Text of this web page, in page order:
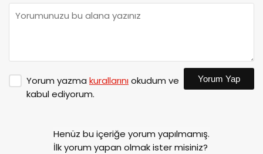
Yorum yazma kurallarınıokudum ve
kabul ediyorum.
Yorum Yap
Henüz bu içeriğe yorum yapılmamış.
İlk yorum yapan olmak ister misiniz?